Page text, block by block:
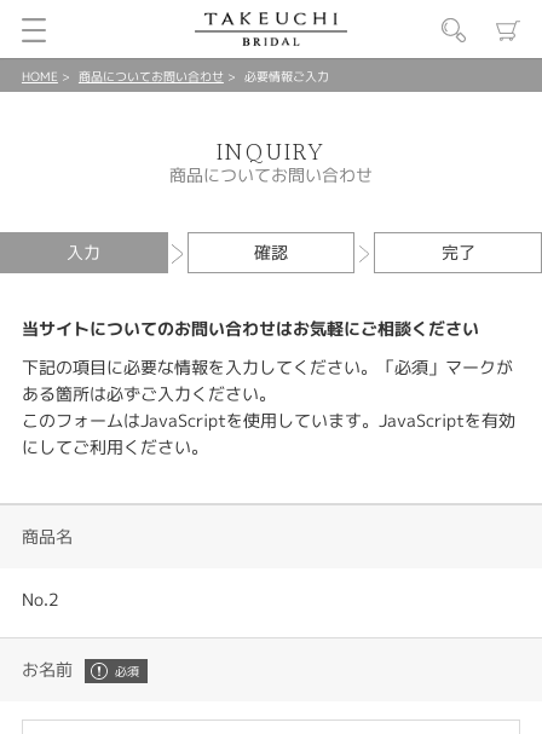
HOME 商品についてお問い合わせ 必要情報ご入力
INQUIRY
商品についてお問い合わせ
入力 確認 完了
当サイトについてのお問い合わせはお気軽にご相談ください
下記の項目に必要な情報を入力してください。「必須」マークが
ある箇所は必ずご入力ください。
このフォームはJavaScriptを使用しています。JavaScriptを有効
にしてご利用ください。
商品名
No.2
お名前